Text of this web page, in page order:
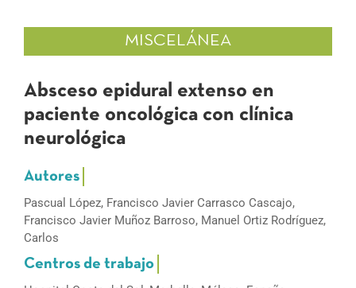
Revista La Columna al Día
MISCELÁNEA
Absceso epidural extenso en
paciente oncológica con clínica
neurológica
Pascual López, Francisco Javier Carrasco Cascajo,
Francisco Javier Muñoz Barroso, Manuel Ortiz Rodríguez,
Carlos